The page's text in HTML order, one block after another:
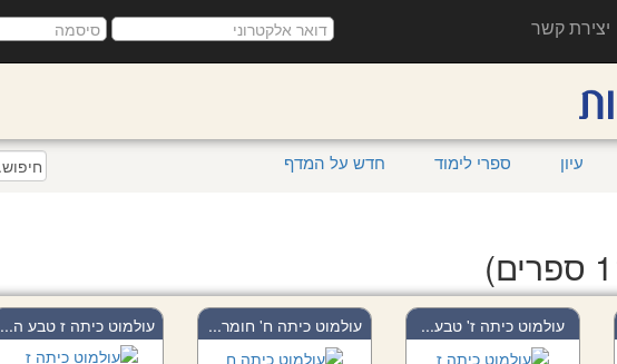
יצירת קשר
עיון ספרי לימוד חדש על המדף
עולמוט כיתה ז' טבע... עולמוט כיתה ח' חומר... עולמוט כיתה ז טבע ה...